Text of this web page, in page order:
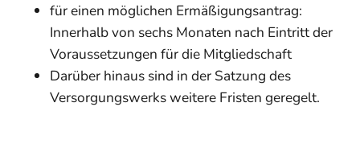
für einen möglichen Ermäßigungsantrag:
Innerhalb von sechs Monaten nach Eintritt der
Voraussetzungen für die Mitgliedschaft
Darüber hinaus sind in der Satzung des
Versorgungswerks weitere Fristen geregelt.